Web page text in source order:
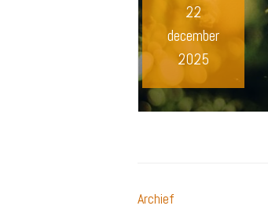
22
december
2025
Archief